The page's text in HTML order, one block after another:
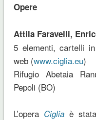
Opere
Attila Faravelli,
5 elementi, cartelli
web (www.ciglia.eu)
Rifugio Abetaia
Pepoli (BO)
L’opera Cigliaè stata